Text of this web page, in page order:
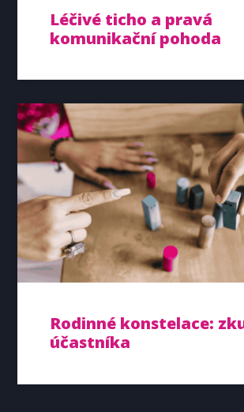
Léčivé ticho a pravá
komunikační pohoda
Rodinné konstelace:
účastníka